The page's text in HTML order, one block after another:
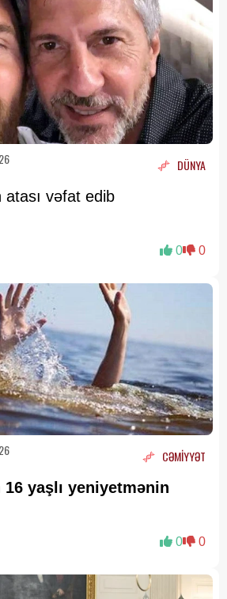
DÜNYA
atası vəfat edib
0 0
CƏMİYYƏT
16 yaşlı yeniyetmənin
0 0